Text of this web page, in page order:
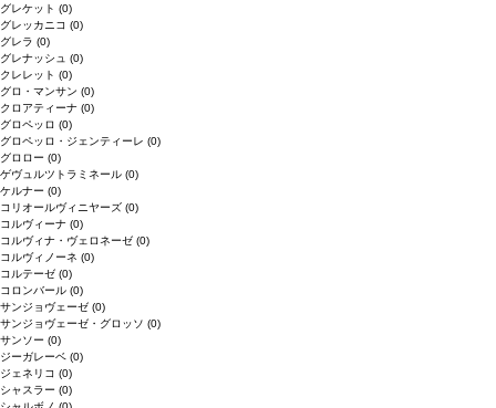
グレケット (0)
グレッカニコ (0)
グレラ (0)
グレナッシュ (0)
クレレット (0)
グロ・マンサン (0)
クロアティーナ (0)
グロペッロ (0)
グロペッロ・ジェンティーレ (0)
グロロー (0)
ゲヴュルツトラミネール (0)
ケルナー (0)
コリオールヴィニヤーズ (0)
コルヴィーナ (0)
コルヴィナ・ヴェロネーゼ (0)
コルヴィノーネ (0)
コルテーゼ (0)
コロンバール (0)
サンジョヴェーゼ (0)
サンジョヴェーゼ・グロッソ (0)
サンソー (0)
ジーガレーベ (0)
ジェネリコ (0)
シャスラー (0)